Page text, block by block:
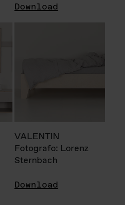
Download
VALENTIN
Fotografo: Lorenz
Sternbach
Download